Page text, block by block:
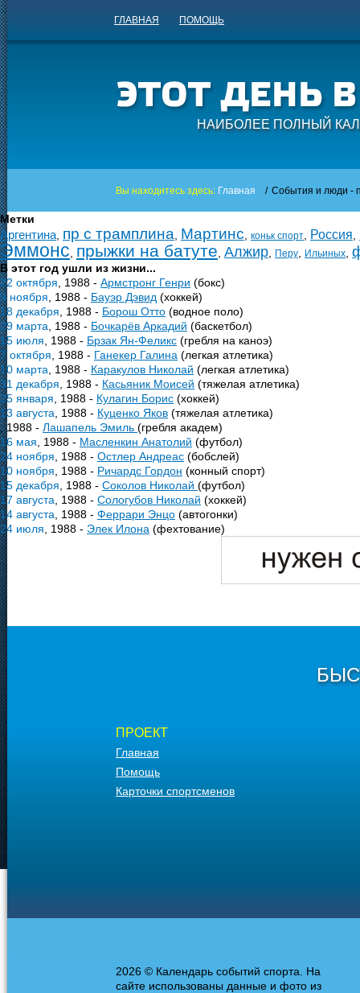
ГЛАВНАЯ ПОМОЩЬ
НАИБОЛЕЕ ПОЛНЫЙ
Вы находитесь здесь: Главная / События и люди -
Метки
Аргентина пр с трамплина Мартинс коньк спорт Россия
Эммонс прыжки на батуте Алжир Перу Ильиных
В этот год ушли из жизни...
22 октября , 1988 - Армстронг Генри (бокс)
9 ноября , 1988 - Бауэр Дэвид (хоккей)
18 декабря , 1988 - Борош Отто (водное поло)
29 марта , 1988 - Бочкарёв Аркадий (баскетбол)
15 июля , 1988 - Брзак Ян-Феликс (гребля на каноэ)
7 октября , 1988 - Ганекер Галина (легкая атлетика)
10 марта , 1988 - Каракулов Николай (легкая атлетика)
31 декабря , 1988 - Касьяник Моисей (тяжелая атлетика)
25 января , 1988 - Кулагин Борис (хоккей)
13 августа , 1988 - Куценко Яков (тяжелая атлетика)
, 1988 - Лашапель Эмиль (гребля академ)
16 мая , 1988 - Масленкин Анатолий (футбол)
24 ноября , 1988 - Остлер Андреас (бобслей)
10 ноября , 1988 - Ричардс Гордон (конный спорт)
15 декабря , 1988 - Соколов Николай (футбол)
17 августа , 1988 - Сологубов Николай (хоккей)
14 августа , 1988 - Феррари Энцо (автогонки)
24 июля , 1988 - Элек Илона (фехтование)
ПРОЕКТ
Главная
Помощь
Карточки спортсменов
2026 © Календарь событий спорта. На
сайте использованы данные и фото из